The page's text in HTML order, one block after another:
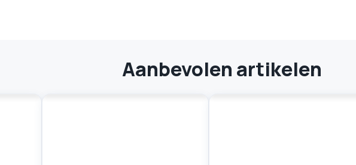
Aanbevolen artikelen